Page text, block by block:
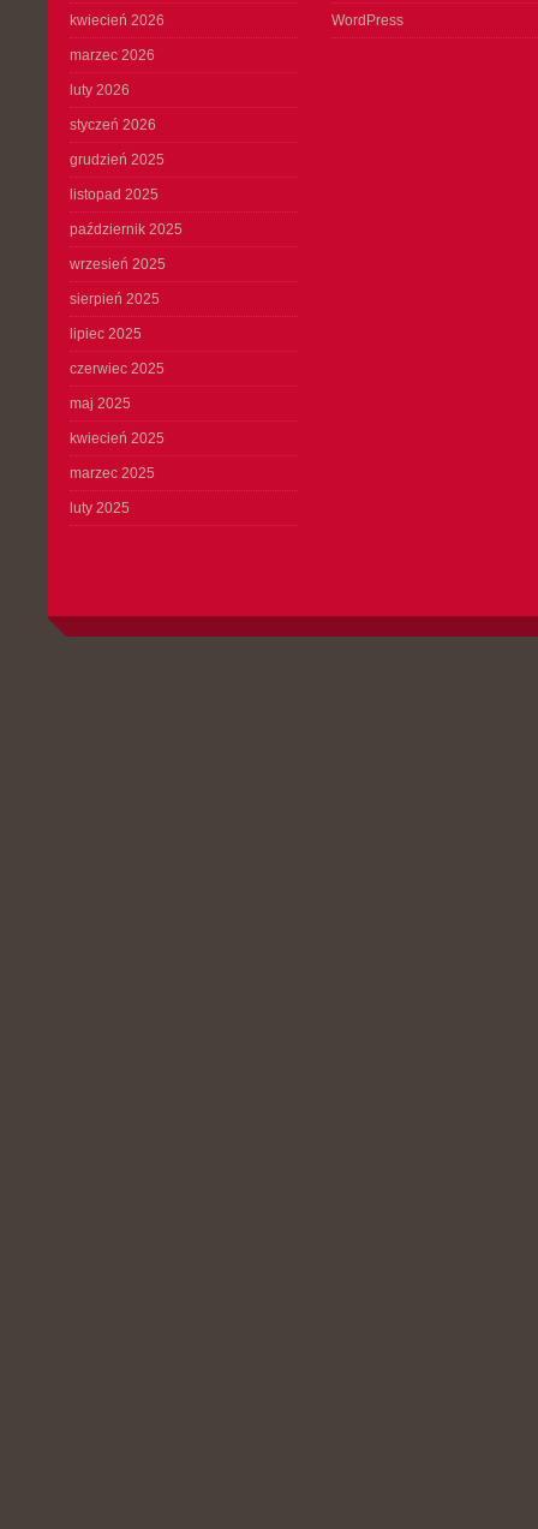
kwiecień 2026
marzec 2026
luty 2026
styczeń 2026
grudzień 2025
listopad 2025
październik 2025
wrzesień 2025
sierpień 2025
lipiec 2025
czerwiec 2025
maj 2025
kwiecień 2025
marzec 2025
luty 2025
WordPress